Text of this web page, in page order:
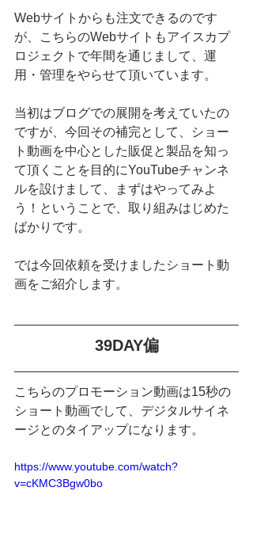
Webサイトからも注文できるのです
が、こちらのWebサイトもアイスカプ
ロジェクトで年間を通じまして、運
用・管理をやらせて頂いています。
当初はブログでの展開を考えていたの
ですが、今回その補完として、ショー
ト動画を中心とした販促と製品を知っ
て頂くことを目的にYouTubeチャンネ
ルを設けまして、まずはやってみよ
う！ということで、取り組みはじめた
ばかりです。
では今回依頼を受けましたショート動
画をご紹介します。
39DAY偏
こちらのプロモーション動画は15秒の
ショート動画でして、デジタルサイネ
ージとのタイアップになります。
https://www.youtube.com/watch?
v=cKMC3Bgw0bo